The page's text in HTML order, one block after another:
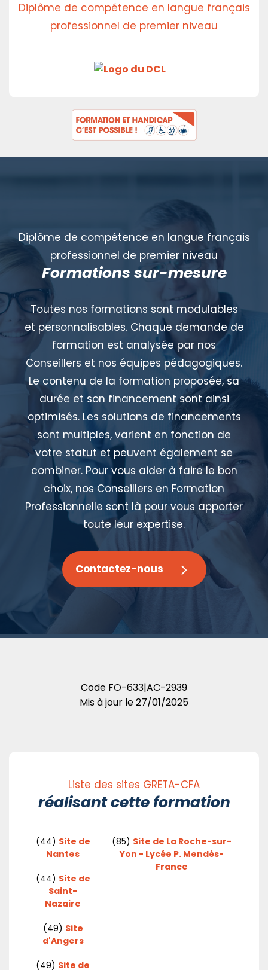
Diplôme de compétence en langue français
professionnel de premier niveau
Diplôme de compétence en langue français
professionnel de premier niveau
Formations sur-mesure
Toutes nos formations sont modulables
et personnalisables. Chaque demande de
formation est analysée par nos
Conseillers et nos équipes pédagogiques.
Le contenu de la formation proposée, sa
durée et son financement sont ainsi
optimisés. Les solutions de financements
sont multiples, varient en fonction de
votre statut et peuvent également se
combiner. Pour vous aider à faire le bon
choix, nos Conseillers en Formation
Professionnelle sont là pour vous apporter
toute leur expertise.
Contactez-nous
Code FO-633|AC-2939
Mis à jour le27/01/2025
Liste des sites GRETA-CFA
réalisant cette formation
(44) Site de
Nantes
(44) Site de
Saint-
Nazaire
(49) Site
d'Angers
(49) Site de
(85) Site de La Roche-sur-
Yon - Lycée P. Mendès-
France